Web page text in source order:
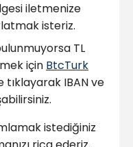
iletmenize
isteriz.
TL
için BtcTurk
tıklayarak IBAN ve
istediğiniz